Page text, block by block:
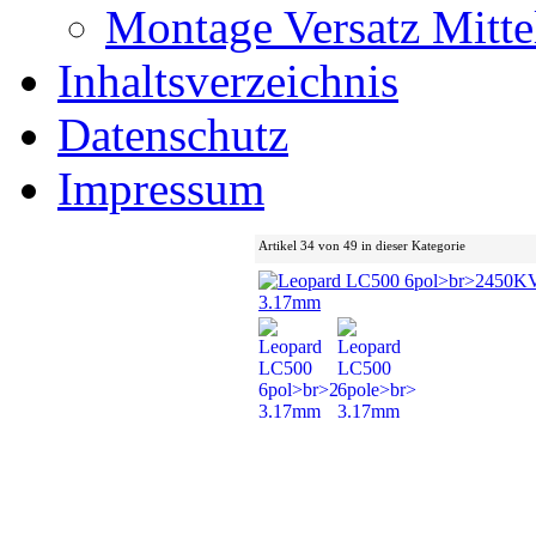
Montage Versatz
Inhaltsverzeichnis
Datenschutz
Impressum
Artikel 34 von 49 in dieser Kategorie